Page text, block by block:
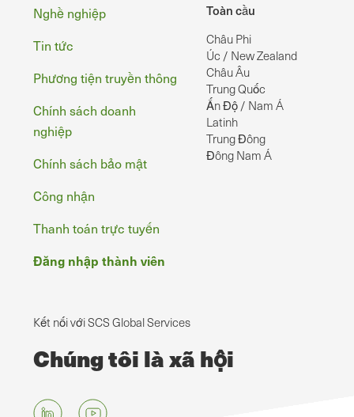
Toàn cầu
Châu Phi
Úc / New Zealand
Châu Âu
Trung Quốc
Ấn Độ / Nam Á
Latinh
Trung Đông
Đông Nam Á
Chân
Nghề nghiệp
Tin tức
Phương tiện truyền thông
Chính sách doanh
nghiệp
Chính sách bảo mật
Công nhận
Thanh toán trực tuyến
Đăng nhập thành viên
Kết nối với SCS Global Services
Chúng tôi là xã hội